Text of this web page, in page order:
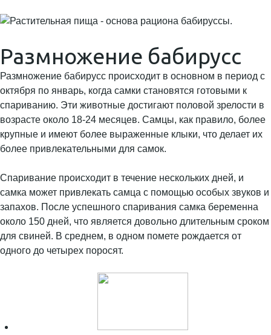
Размножение бабирусс
Размножение бабирусс происходит в основном в период с
октября по январь, когда самки становятся готовыми к
спариванию. Эти животные достигают половой зрелости в
возрасте около 18-24 месяцев. Самцы, как правило, более
крупные и имеют более выраженные клыки, что делает их
более привлекательными для самок.
Спаривание происходит в течение нескольких дней, и
самка может привлекать самца с помощью особых звуков и
запахов. После успешного спаривания самка беременна
около 150 дней, что является довольно длительным сроком
для свиней. В среднем, в одном помете рождается от
одного до четырех поросят.